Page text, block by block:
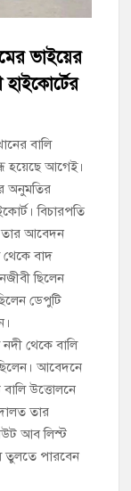
পূর্ণাঙ্গ
টাকা জরিমানা
শিক্ষামন্ত্রী আ,ন,ম
আনোয়ার বাবলুর
ঘোষণা
৩ মাদক
ভাইয়ের
বালি
হয়েছে আগেই।
অনুমতির
বিচারপতি
তার আবেদন
থেকে বাদ
ছিলেন
ডেপুটি
থেকে বালি
আবেদনে
উত্তোলনে
তার
আব লিস্ট
তুলতে পারবেন